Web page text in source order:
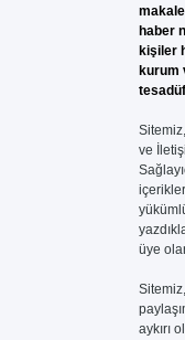
haber
kişiler
kurum
ve
üye
aykırı